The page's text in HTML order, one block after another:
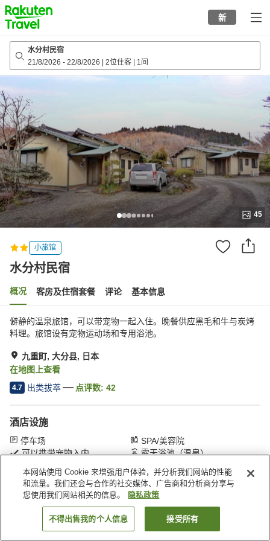
to
top
page
新
水分村民宿
21/8/2026 - 22/8/2026 2位住客 1间
45
小旅馆
水分村民宿
概况 客房及住宿套餐 评论 基本信息
僻静的温泉旅馆，可以带宠物一起入住。晚餐供应黑毛和牛与炭烤
料理。旅馆设有宠物运动场和专用浴池。
九重町, 大分县, 日本
在地图上查看
4.7 出类拔萃 点评数: 42
酒店设施
停车场
SPA/美容院
可以携带宠物入内
露天浴池（温泉）
首页 日本 大分县 九重町 水分村民宿
搜索客房
本网站使用 Cookie 来增强用户体验，并分析我们网站的性能
和流量。我们还会与合作的社交媒体、广告商和分析商分享与
您使用我们网站相关的信息。
隐私政策
不得出售我的个人信息 接受所有